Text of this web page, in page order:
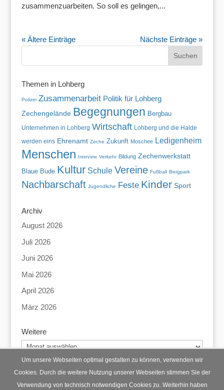
zusammenzuarbeiten. So soll es gelingen,...
« Ältere Einträge Nächste Einträge »
Themen in Lohberg
Polizei Zusammenarbeit Politik für Lohberg
Zechengelände Begegnungen Bergbau
Unternehmen in Lohberg Wirtschaft Lohberg und die Halde
werden eins Ehrenamt Zeche Zukunft Moschee Ledigenheim
Menschen Interview Verkehr Bildung Zechenwerkstatt
Blaue Bude Kultur Schule Vereine Fußball Bergpark
Nachbarschaft Jugendliche Feste Kinder Sport
Archiv
August 2026
Juli 2026
Juni 2026
Mai 2026
April 2026
März 2026
Weitere
Weitere
Um unsere Webseiten optimal gestalten zu können, verwenden wir
Cookies. Durch die weitere Nutzung unserer Webseiten stimmen Sie der
Verwendung von technisch notwendigen Cookies zu. Weiterhin haben